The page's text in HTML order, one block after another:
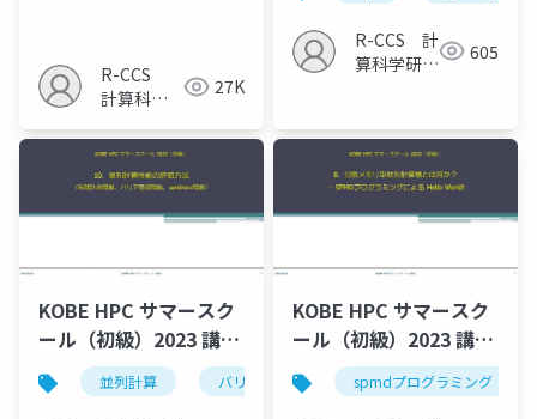
R-CCS
計算科学
室
27K
R-CCS 計
算科学研究
605
KOBE HPC サマースク
ール（初級）2023 講義
11
並列計算 バリア同期
KOBE HPC サマースク
ール（初級）2023 講義
9
spmdプログラミング